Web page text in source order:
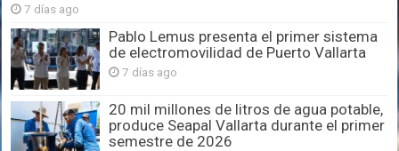
7 días ago
Pablo Lemus presenta el primer sistema
de electromovilidad de Puerto Vallarta
7 días ago
20 mil millones de litros de agua potable,
produce Seapal Vallarta durante el primer
semestre de 2026